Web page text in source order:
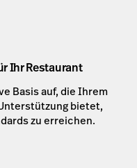
Ihr Restaurant
Basis auf, die Ihrem
bietet,
zu erreichen.